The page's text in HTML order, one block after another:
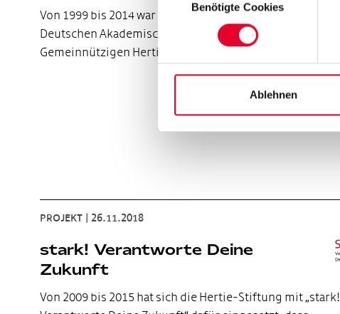
Benötigte Cookies
Ablehnen
Von 1999 bis 2014 war die Stiftungsinitiative eine vom
Deutschen Akademischen Austauschdienst, der
Gemeinnützigen Hertie-Stiftung, der Robert Bosch…
PROJEKT 26.11.2018
stark! Verantworte Deine
Zukunft
Von 2009 bis 2015 hat sich die Hertie-Stiftung mit „stark!